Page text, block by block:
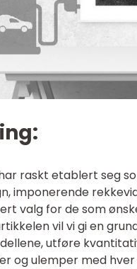
har raskt etablert seg
imponerende
valg for de som
vil vi gi en
utføre
og ulemper med hver